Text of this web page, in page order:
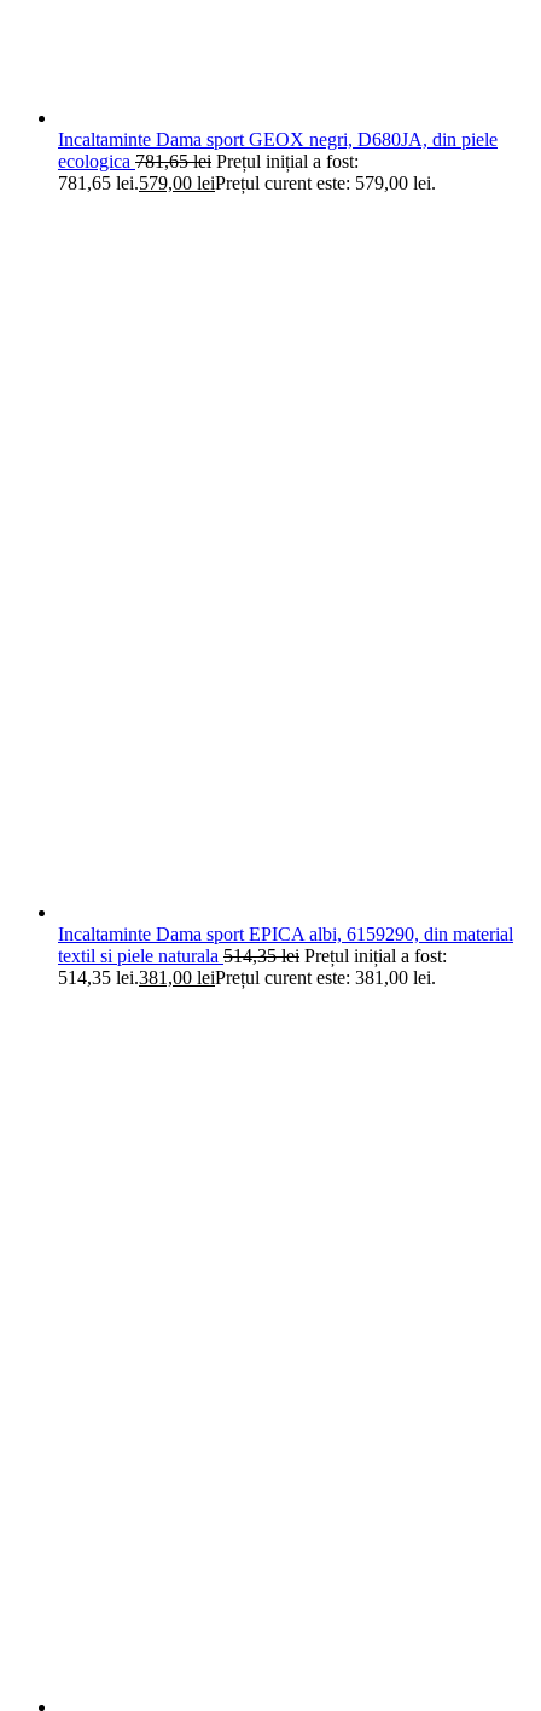
Incaltaminte Dama sport GEOX negri, D680JA, din piele
ecologica 781,65lei Prețul inițial a fost:
781,65 lei.579,00 leiPrețul curent este: 579,00 lei.
Incaltaminte Dama sport EPICA albi, 6159290, din material
textil si piele naturala 514,35lei Prețul inițial a fost:
514,35 lei.381,00 leiPrețul curent este: 381,00 lei.